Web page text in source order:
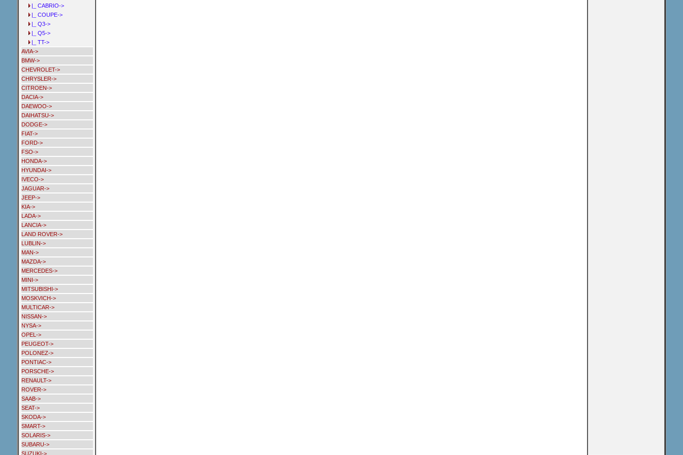
|_ CABRIO->
|_ COUPE->
|_ Q3->
|_ Q5->
|_ TT->
AVIA->
BMW->
CHEVROLET->
CHRYSLER->
CITROEN->
DACIA->
DAEWOO->
DAIHATSU->
DODGE->
FIAT->
FORD->
FSO->
HONDA->
HYUNDAI->
IVECO->
JAGUAR->
JEEP->
KIA->
LADA->
LANCIA->
LAND ROVER->
LUBLIN->
MAN->
MAZDA->
MERCEDES->
MINI->
MITSUBISHI->
MOSKVICH->
MULTICAR->
NISSAN->
NYSA->
OPEL->
PEUGEOT->
POLONEZ->
PONTIAC->
PORSCHE->
RENAULT->
ROVER->
SAAB->
SEAT->
SKODA->
SMART->
SOLARIS->
SUBARU->
SUZUKI->